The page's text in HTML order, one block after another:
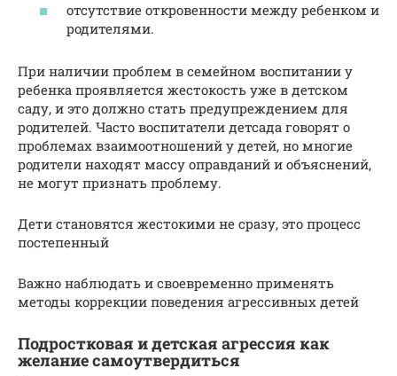
отсутствие откровенности между ребенком и
родителями.
При наличии проблем в семейном воспитании у
ребенка проявляется жестокость уже в детском
саду, и это должно стать предупреждением для
родителей. Часто воспитатели детсада говорят о
проблемах взаимоотношений у детей, но многие
родители находят массу оправданий и объяснений,
не могут признать проблему.
Дети становятся жестокими не сразу, это процесс
постепенный
Важно наблюдать и своевременно применять
методы коррекции поведения агрессивных детей
Подростковая и детская агрессия как
желание самоутвердиться